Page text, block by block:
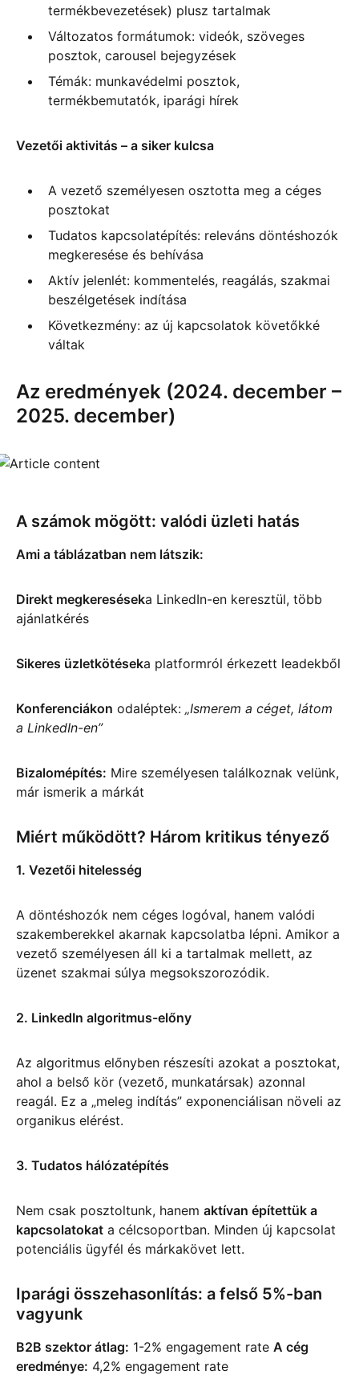
termékbevezetések) plusz tartalmak
Változatos formátumok: videók, szöveges
posztok, carousel bejegyzések
Témák: munkavédelmi posztok,
termékbemutatók, iparági hírek
Vezetői aktivitás – a siker kulcsa
A vezető személyesen osztotta meg a céges
posztokat
Tudatos kapcsolatépítés: releváns döntéshozók
megkeresése és behívása
Aktív jelenlét: kommentelés, reagálás, szakmai
beszélgetések indítása
Következmény: az új kapcsolatok követőkké
váltak
Az eredmények (2024. december –
2025. december)
A számok mögött: valódi üzleti hatás
Ami a táblázatban nem látszik:
Direkt megkereséseka LinkedIn-en keresztül, több
ajánlatkérés
Sikeres üzletkötéseka platformról érkezett leadekből
Konferenciákon odaléptek: „Ismerem a céget, látom
a LinkedIn-en”
Bizalomépítés: Mire személyesen találkoznak velünk,
már ismerik a márkát
Miért működött? Három kritikus tényező
1. Vezetői hitelesség
A döntéshozók nem céges logóval, hanem valódi
szakemberekkel akarnak kapcsolatba lépni. Amikor a
vezető személyesen áll ki a tartalmak mellett, az
üzenet szakmai súlya megsokszorozódik.
2. LinkedIn algoritmus-előny
Az algoritmus előnyben részesíti azokat a posztokat,
ahol a belső kör (vezető, munkatársak) azonnal
reagál. Ez a „meleg indítás” exponenciálisan növeli az
organikus elérést.
3. Tudatos hálózatépítés
Nem csak posztoltunk, hanem aktívan építettük a
kapcsolatokat a célcsoportban. Minden új kapcsolat
potenciális ügyfél és márkakövet lett.
Iparági összehasonlítás: a felső 5%-ban
vagyunk
B2B szektor átlag: 1-2% engagement rate A cég
eredménye: 4,2% engagement rate